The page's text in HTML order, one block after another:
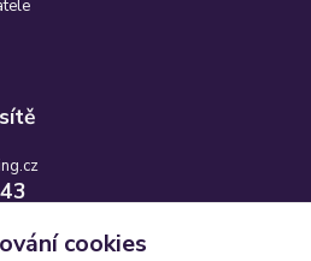
cookies